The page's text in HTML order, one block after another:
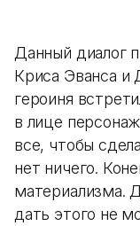
Данный диалог
Криса Эванса и
героиня
в лице
все, чтобы
нет ничего.
материализма.
дать этого не